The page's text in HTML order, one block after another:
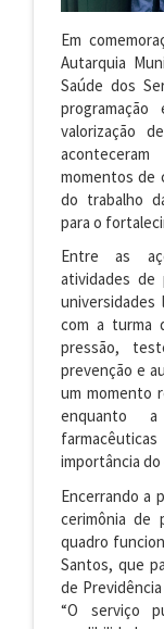
Em
Autarquia
Saúde dos
valorização
momentos de
do trabalho
para o
Entre as
atividades de
universidades
com a turma
pressão,
prevenção e
um momento
enquanto
importância
Encerrando a
cerimônia de
quadro
Santos, que
de
“O serviço